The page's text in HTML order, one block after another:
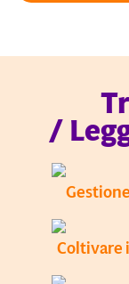
/
Coltivare